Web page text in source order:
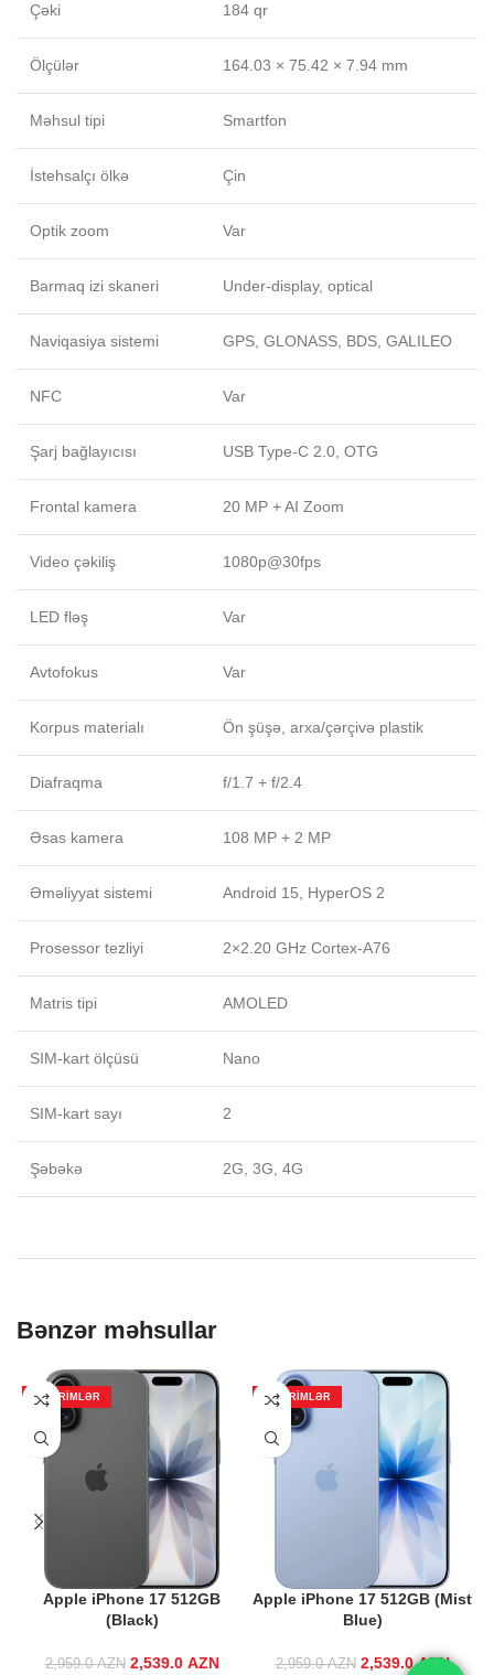
Çəki 184 qr
Ölçülər 164.03 × 75.42 × 7.94 mm
Məhsul tipi Smartfon
İstehsalçı ölkə Çin
Optik zoom Var
Barmaq izi skaneri Under-display, optical
Naviqasiya sistemi GPS, GLONASS, BDS, GALILEO
NFC Var
Şarj bağlayıcısı USB Type-C 2.0, OTG
Frontal kamera 20 MP + AI Zoom
Video çəkiliş 1080p@30fps
LED fləş Var
Avtofokus Var
Korpus materialı Ön şüşə, arxa/çərçivə plastik
Diafraqma f/1.7 + f/2.4
Əsas kamera 108 MP + 2 MP
Əməliyyat sistemi Android 15, HyperOS 2
Prosessor tezliyi 2×2.20 GHz Cortex-A76
Matris tipi AMOLED
SIM-kart ölçüsü Nano
SIM-kart sayı 2
Şəbəkə 2G, 3G, 4G
Bənzər məhsullar
ENDIRIMLƏR
Apple iPhone 17 512GB
(Black)
2,959.0AZN Original price
2,539.0 AZN Current price
ENDIRIMLƏR
Apple iPhone 17 512GB (Mist
Blue)
2,959.0AZN Original price
2,539.0AZN